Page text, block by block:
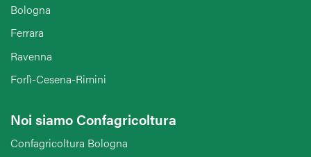
Bologna
Ferrara
Ravenna
Forlì-Cesena-Rimini
Noi siamo Confagricoltura
Confagricoltura Bologna